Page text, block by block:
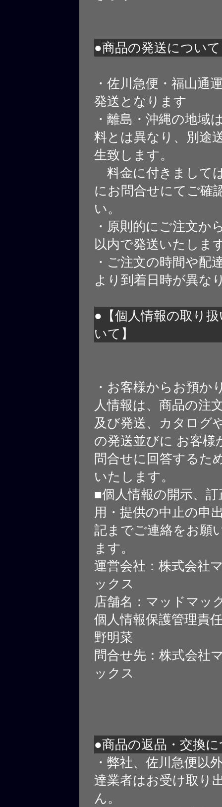
●商品の発送について
・佐川急便・福山通
発送となります
・離島・沖縄の地域
料とは異なり、別途
生致します。
料金に付きまして
にお問合せにてご確
い。
・原則的にご注文か
以内で発送いたしま
・ご注文の時間や配
より到着日時が異な
●【個人情報の取り
いて】
・お客様からお預か
人情報は、商品の注
及び発送、カタログ
の発送並びに お客様
問合せに回答するた
いたします。
■個人情報の開示、
用・提供の中止の申
記までご連絡をお願
ます。
運営会社：株式会社
ックス
店舗名：マッドマッ
個人情報保護管理責
野明菜
問合せ先：株式会社
ックス
●商品の返品・交換
・弊社、佐川急便以
達業者はお受け取り
ん。